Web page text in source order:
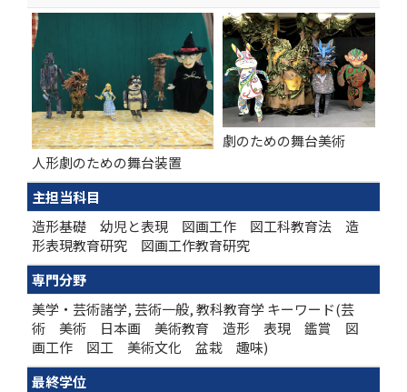
人形劇のための舞台装置
劇のための舞台美術
主担当科目
造形基礎 幼児と表現 図画工作 図工科教育法 造
形表現教育研究 図画工作教育研究
専門分野
美学・芸術諸学, 芸術一般, 教科教育学 キーワード(芸
術 美術 日本画 美術教育 造形 表現 鑑賞 図
画工作 図工 美術文化 盆栽 趣味)
最終学位